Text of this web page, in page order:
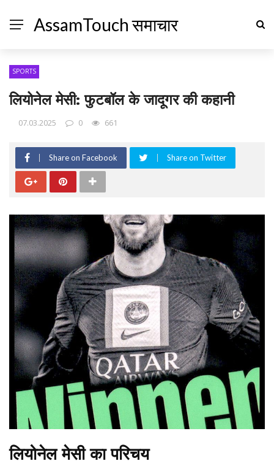
AssamTouch समाचार
SPORTS
लियोनेल मेसी: फुटबॉल के जादूगर की कहानी
07.03.2025 0 661
Share on Facebook Share on Twitter
लियोनेल मेसी का परिचय